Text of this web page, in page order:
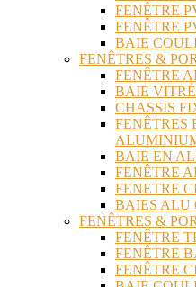
FENÊTRE
FENÊTRE
BAIE
FENÊTRES &
FENÊTRE
BAIE
CHASSIS
FENÊTRES
BAIE EN
FENÊTRE
FENETRE
BAIES ALU
FENÊTRES &
FENÊTRE
FENÊTRE
FENÊTRE